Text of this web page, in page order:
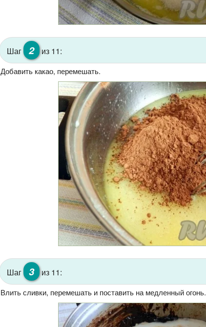
Шаг 2 из 11:
Добавить какао, перемешать.
Шаг 3 из 11:
Влить сливки, перемешать и поставить на медленный огонь.